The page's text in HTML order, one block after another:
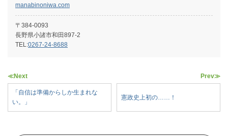
manabinoniwa.com
〒384-0093
長野県小諸市和田897-2
TEL:0267-24-8688
≪Next
「自信は準備からしか生まれな
い。」
Prev≫
憲政史上初の……！